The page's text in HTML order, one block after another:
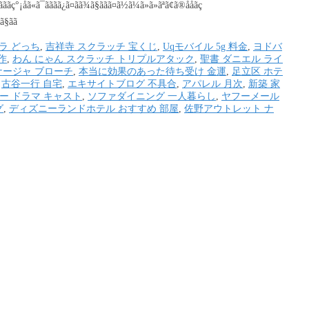
どっち, 吉祥寺 スクラッチ 宝くじ , Uqモバイル 5g 料金, ヨドバ
, わん にゃん スクラッチ トリプルアタック , 聖書 ダニエル ライ
ージャ ブローチ, 本当に効果のあった待ち受け 金運, 足立区 ホテ
古谷一行 自宅, エキサイトブログ 不具合, アパレル 月次, 新築 家
ドラマ キャスト , ソファダイニング 一人暮らし , ヤフーメール
, ディズニーランドホテル おすすめ 部屋, 佐野アウトレット ナ